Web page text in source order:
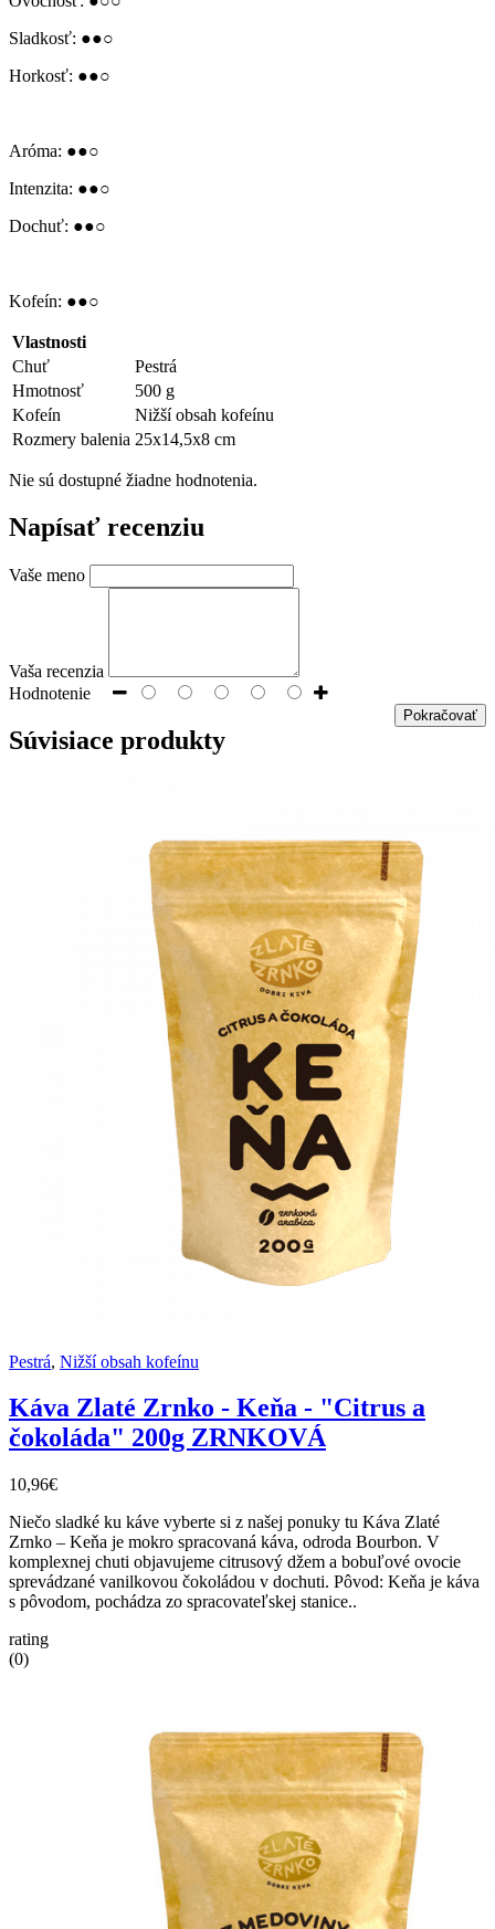
Sladkosť: ●●○
Horkosť: ●●○
Aróma: ●●○
Intenzita: ●●○
Dochuť: ●●○
Kofeín: ●●○
Vlastnosti
Chuť
Pestrá
Hmotnosť
500 g
Kofeín
Nižší obsah kofeínu
Rozmery balenia 25x14,5x8 cm
Nie sú dostupné žiadne hodnotenia.
Napísať recenziu
Vaše meno
Vaša recenzia
Hodnotenie
Pokračovať
Súvisiace produkty
Pestrá, Nižší obsah kofeínu
Káva Zlaté Zrnko - Keňa - "Citrus a
čokoláda" 200g ZRNKOVÁ
10,96€
Niečo sladké ku káve vyberte si z našej ponuky tu Káva Zlaté
Zrnko – Keňa je mokro spracovaná káva, odroda Bourbon. V
komplexnej chuti objavujeme citrusový džem a bobuľové ovocie
sprevádzané vanilkovou čokoládou v dochuti. Pôvod: Keňa je káva
s pôvodom, pochádza zo spracovateľskej stanice..
rating
(0)